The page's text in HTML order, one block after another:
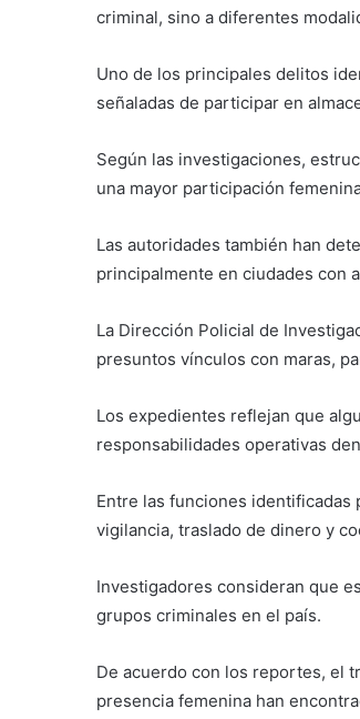
criminal, sino a diferentes
Uno de los principales delitos
señaladas de participar en
Según las investigaciones,
una mayor participación
Las autoridades también han
principalmente en ciudades con
La Dirección Policial de
presuntos vínculos con maras,
Los expedientes reflejan que
responsabilidades operativas
Entre las funciones identificadas
vigilancia, traslado de dinero y
Investigadores consideran que
grupos criminales en el país.
De acuerdo con los reportes, el
presencia femenina han